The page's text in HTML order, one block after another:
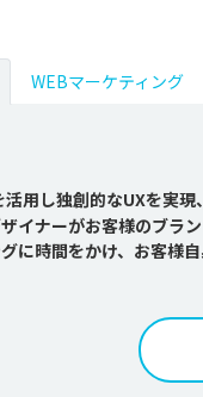
WEBマーケティング
用し独創的なUXを実
イナーがお客様のブラ
に時間をかけ、お客様